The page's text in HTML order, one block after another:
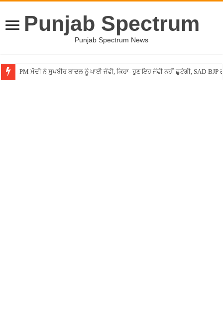
Punjab Spectrum
Punjab Spectrum News
PM ਮੋਦੀ ਨੇ ਸੁਖਬੀਰ ਬਾਦਲ ਨੂੰ ਪਾਈ ਜੱਫੀ, ਕਿਹਾ- ਹੁਣ ਇਹ ਜੱਫੀ ਨਹੀਂ ਛੁਟੇਗੀ, SAD-BJP